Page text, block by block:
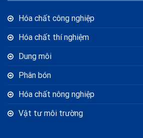
Hóa chất công nghiệp
Hóa chất thí nghiệm
Dung môi
Phân bón
Hóa chất nông nghiệp
Vật tư môi trường